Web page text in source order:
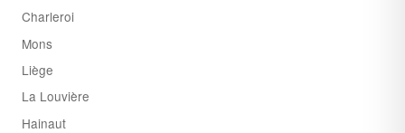
Charleroi
Mons
Liège
La Louvière
Hainaut